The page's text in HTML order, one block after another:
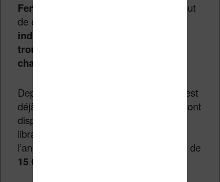
FeniXX
est une entreprise qui a pour but
de diffuser
indisponibles (ou uniquement
trouvable en occasion avec de la
chance)
Depuis ce mois de septembre 2015, c’est
déjà
qui sont
disponibles chez plus de cinquante
libraires en ligne. A terme, à la fin de
l’année, on devrait y trouver pas moins de
15 000 œuvres